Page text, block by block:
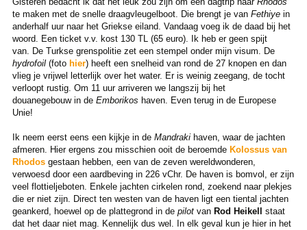
te maken met de snelle draagvleugelboot. Die brengt je van Fethiyein
anderhalf uur naar het Griekse eiland. Vandaag voeg ik de daad bij het
woord. Een ticket v.v. kost 130 TL (65 euro). Ik heb er geen spijt
van. De Turkse grenspolitie zet een stempel onder mijn visum. De
hydrofoil(foto hier) heeft een snelheid van rond de 27 knopen en dan
vlieg je vrijwel letterlijk over het water. Er is weinig zeegang, de tocht
verloopt rustig. Om 11 uur arriveren we langszij bij het
douanegebouw in de Emborikos haven. Even terug in de Europese
Unie!
Ik neem eerst eens een kijkje in deMandraki haven, waar de jachten
afmeren. Hier ergens zou misschien ooit de beroemde Kolossus van
Rhodosgestaan hebben, een van de zeven wereldwonderen,
verwoesd door een aardbeving in 226 vChr. De haven is bomvol, er zijn
veel flottieljeboten. Enkele jachten cirkelen rond, zoekend naar plekjes
die er niet zijn. Direct ten westen van de haven ligt een tiental jachten
geankerd, hoewel op de plattegrond in de pilot van Rod Heikell staat
dat het daar niet mag. Kennelijk dus wel. In elk geval kun je hier in het